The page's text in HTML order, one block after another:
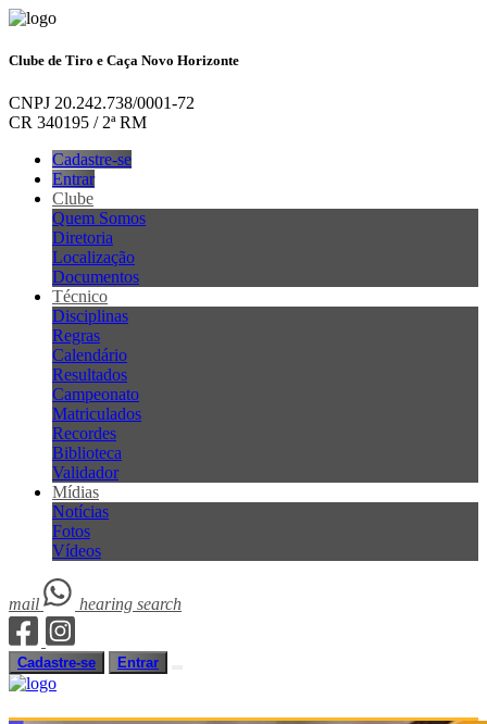
Clube de Tiro e Caça Novo Horizonte
CNPJ 20.242.738/0001-72
CR 340195 / 2ª RM
Cadastre-se
Entrar
Clube
Quem Somos
Diretoria
Localização
Documentos
Técnico
Disciplinas
Regras
Calendário
Resultados
Campeonato
Matriculados
Recordes
Biblioteca
Validador
Mídias
Notícias
Fotos
Vídeos
mail hearing search
Cadastre-se Entrar